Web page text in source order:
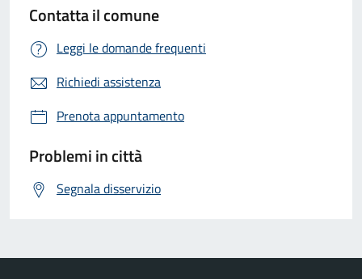
Contatta il comune
Leggi le domande frequenti
Richiedi assistenza
Prenota appuntamento
Problemi in città
Segnala disservizio